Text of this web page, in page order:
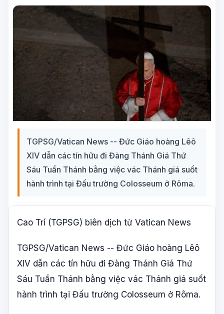
TGPSG/Vatican News -- Đức Giáo hoàng Lêô
XIV dẫn các tín hữu đi Đàng Thánh Giá Thứ
Sáu Tuần Thánh bằng việc vác Thánh giá suốt
hành trình tại Đấu trường Colosseum ở Rôma.
Cao Trí (TGPSG) biên dịch từ Vatican News
TGPSG/Vatican News -- Đức Giáo hoàng Lêô
XIV dẫn các tín hữu đi Đàng Thánh Giá Thứ
Sáu Tuần Thánh bằng việc vác Thánh giá suốt
hành trình tại Đấu trường Colosseum ở Rôma.